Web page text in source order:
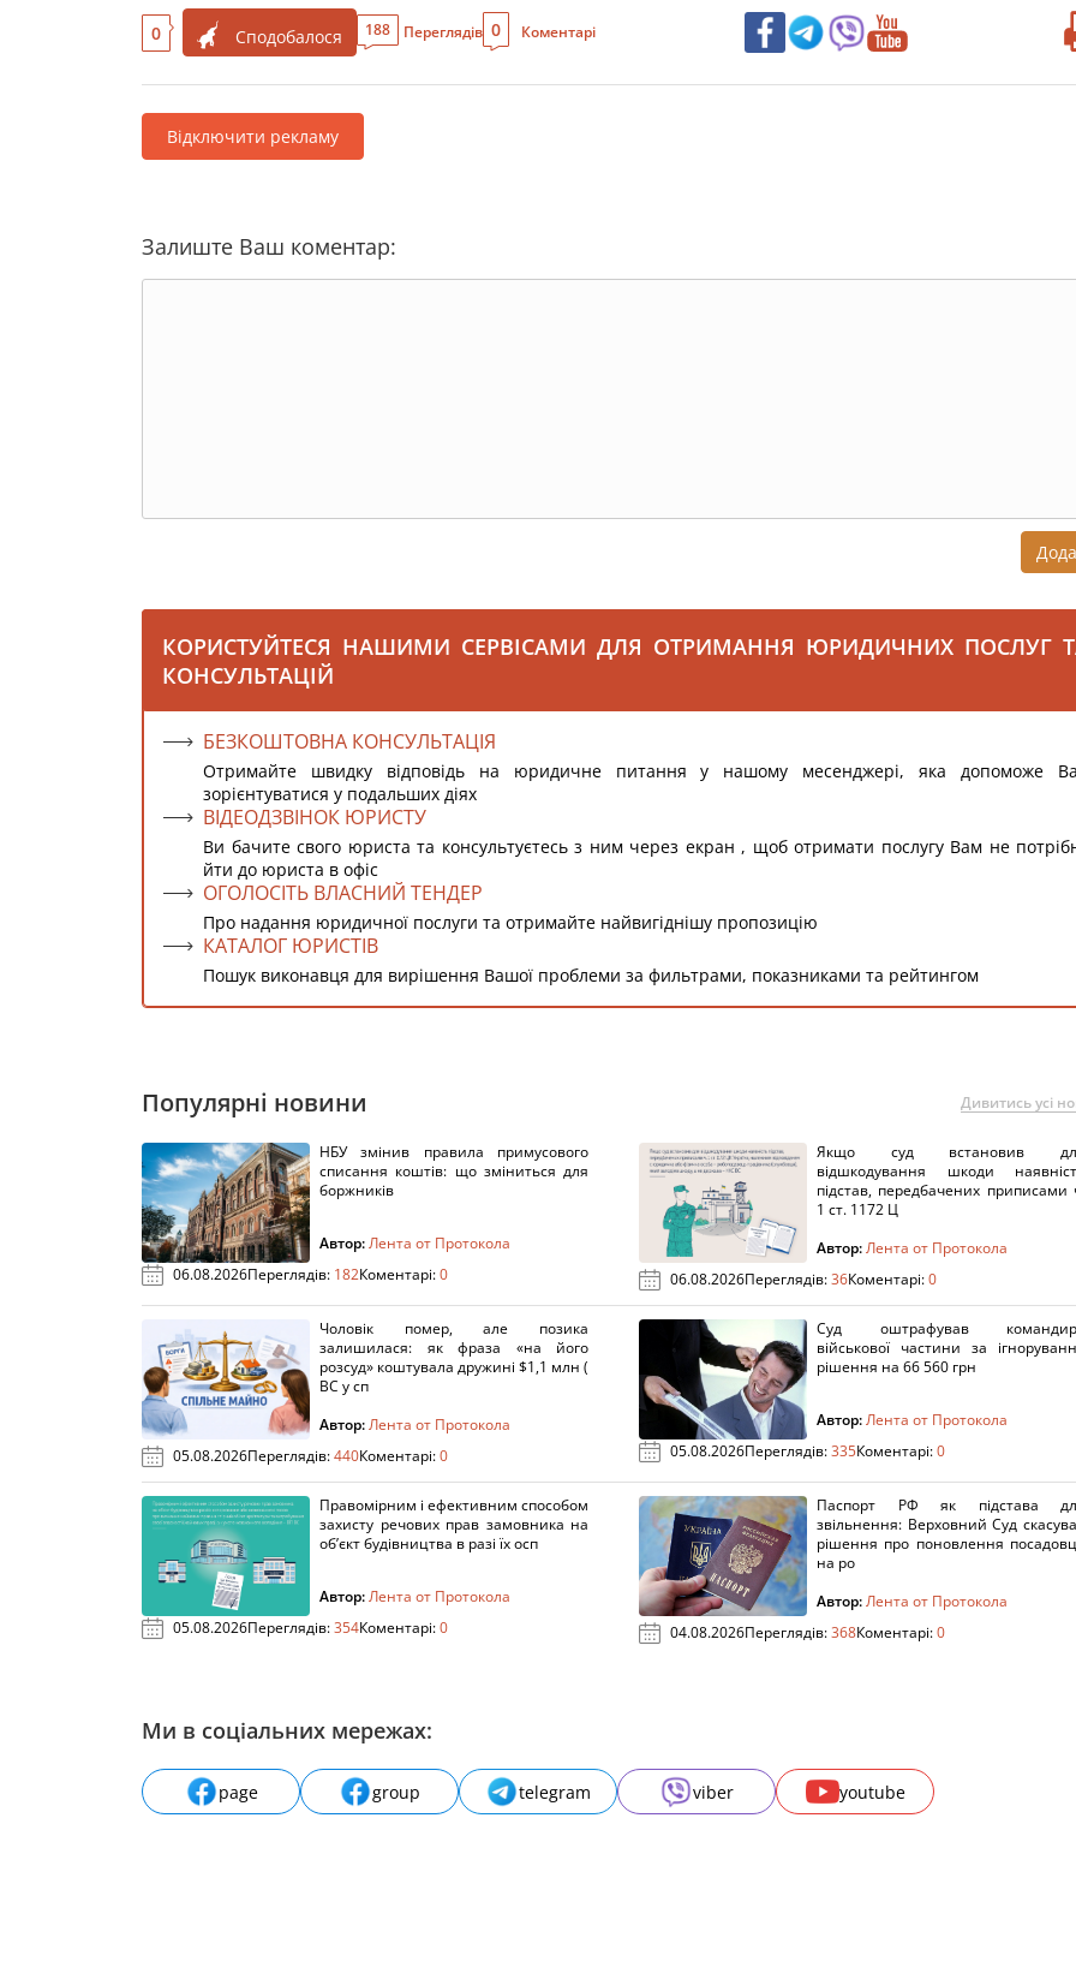
0 Сподобалося 188 Переглядів 0 Коментарі
Відключити рекламу
Залиште Ваш коментар:
КОРИСТУЙТЕСЯ НАШИМИ СЕРВІСАМИ ДЛЯ ОТРИМАННЯ ЮРИДИЧНИХ ПОСЛУГ
КОНСУЛЬТАЦІЙ
БЕЗКОШТОВНА КОНСУЛЬТАЦІЯ
Отримайте швидку відповідь на юридичне питання у нашому месенджері, яка допоможе
зорієнтуватися у подальших діях
ВІДЕОДЗВІНОК ЮРИСТУ
Ви бачите свого юриста та консультуєтесь з ним через екран , щоб отримати послугу Вам не
йти до юриста в офіс
ОГОЛОСІТЬ ВЛАСНИЙ ТЕНДЕР
Про надання юридичної послуги та отримайте найвигіднішу пропозицію
КАТАЛОГ ЮРИСТІВ
Пошук виконавця для вирішення Вашої проблеми за фильтрами, показниками та рейтингом
Популярні новини Дивитись усі
НБУ змінив правила примусового
списання коштів: що зміниться для
боржників
Автор:Лента от Протокола
06.08.2026Переглядів: 182Коментарі:0
Якщо суд встановив
відшкодування шкоди
підстав, передбачених приписами
1 ст. 1172 Ц
Автор:Лента от Протокола
06.08.2026Переглядів:36Коментарі:0
Чоловік помер, але позика
залишилася: як фраза «на його
розсуд» коштувала дружині $1,1 млн (
ВС у сп
Автор:Лента от Протокола
05.08.2026Переглядів:440Коментарі:0
Суд оштрафував
військової частини за
рішення на 66 560 грн
Автор:Лента от Протокола
05.08.2026Переглядів:335Коментарі:0
Правомірним і ефективним способом
захисту речових прав замовника на
об’єкт будівництва в разі їх осп
Автор:Лента от Протокола
05.08.2026Переглядів:354Коментарі:0
Паспорт РФ як підстава
звільнення: Верховний Суд
рішення про поновлення
на ро
Автор:Лента от Протокола
04.08.2026Переглядів:368Коментарі:0
Ми в соціальних мережах:
page group telegram viber youtube